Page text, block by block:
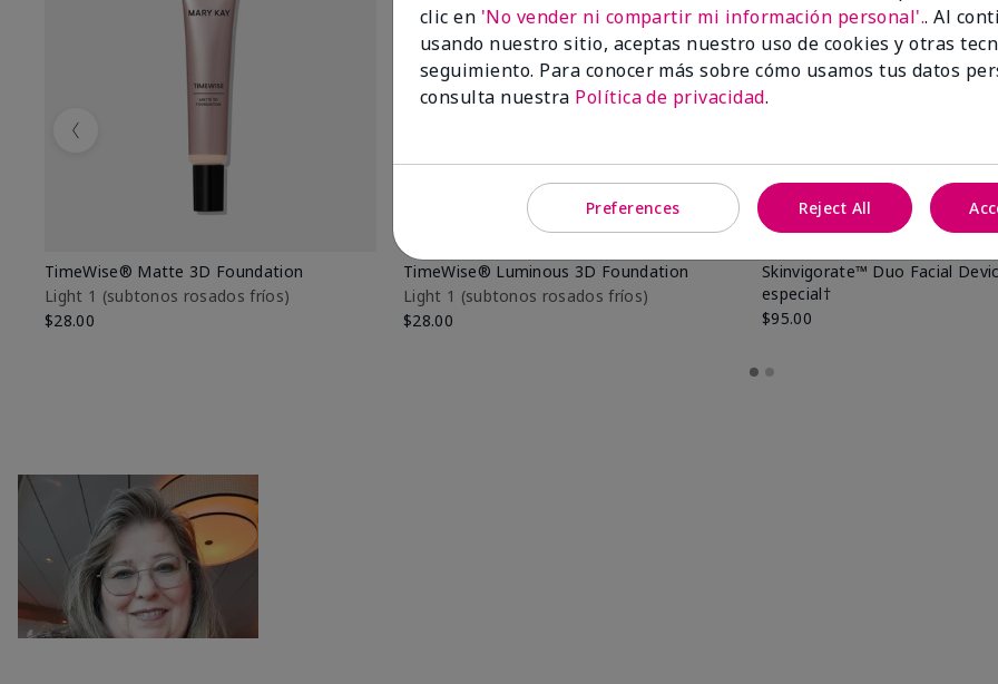
TimeWise® Matte 3D Foundation
Light 1​ (subtonos rosados fríos)
$28.00
TimeWise® Luminous 3D Foundation
Light 1​ (subtonos rosados fríos)
$28.00
Skinvigorate™ Duo Facial
especial†
$95.00
Previous
clic en 'No vender ni compartir mi información personal'.. Al
usando nuestro sitio, aceptas nuestro uso de cookies y otras
seguimiento. Para conocer más sobre cómo usamos tus datos
consulta nuestra Política de privacidad.
Preferences Reject All